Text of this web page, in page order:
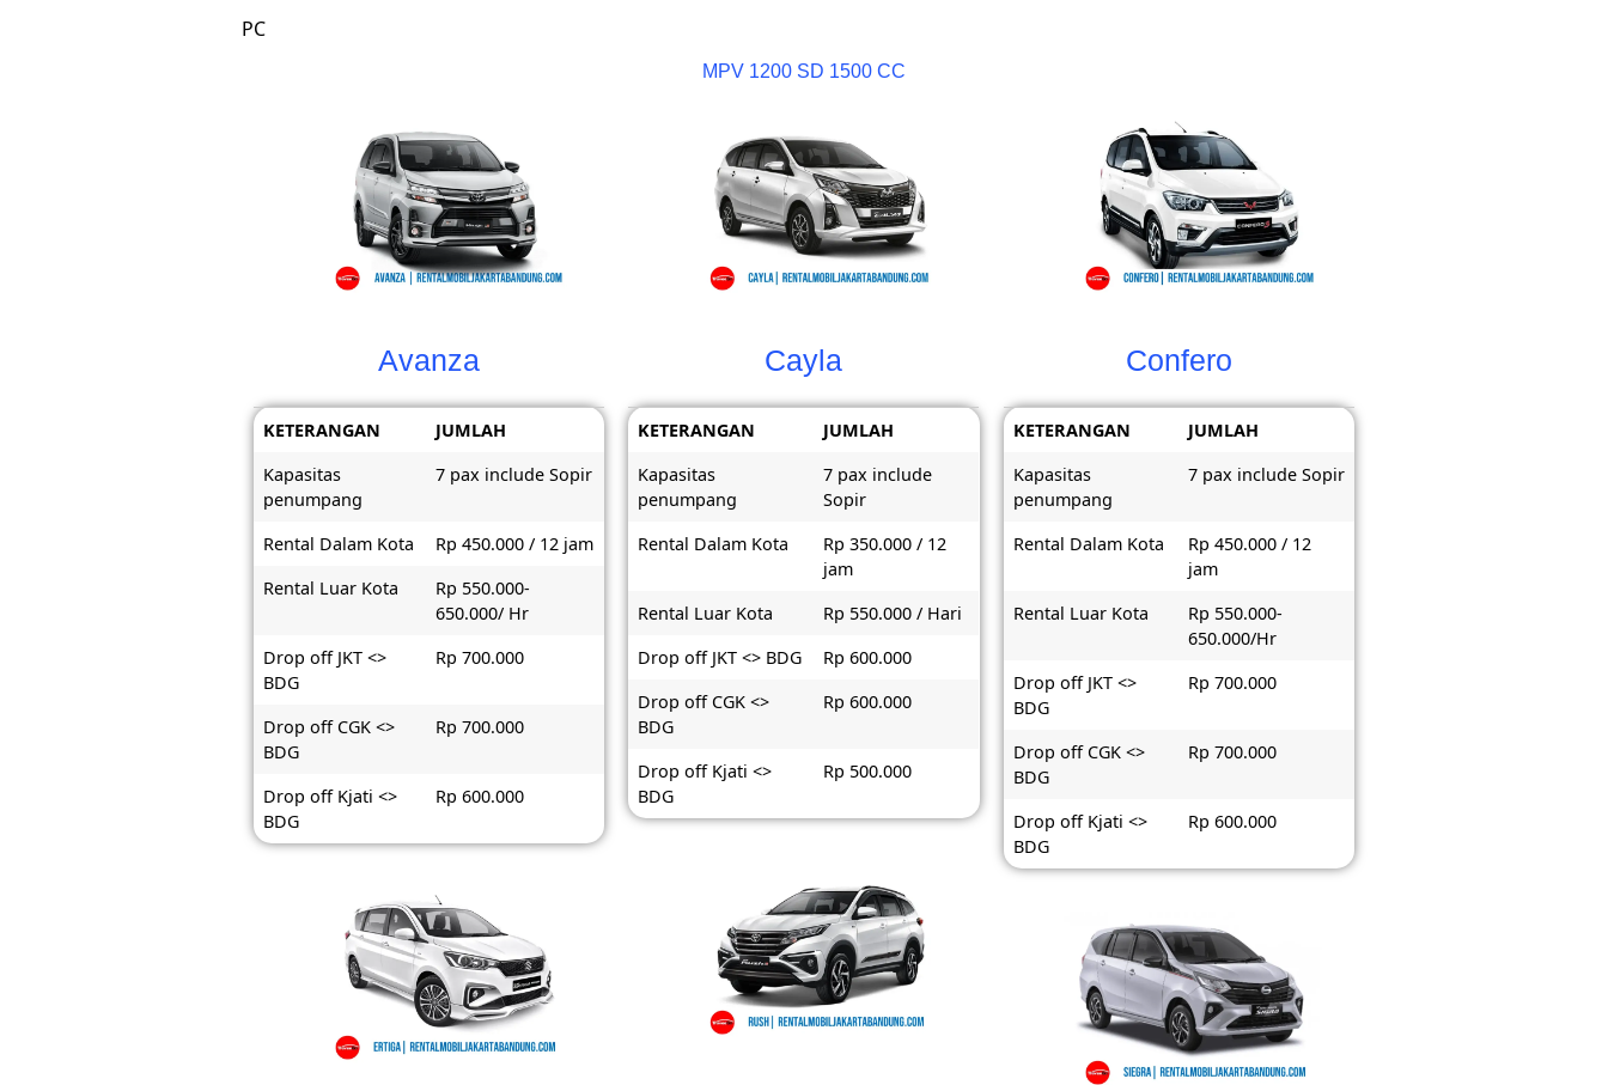
PC
MPV 1200 SD 1500 CC
Avanza
KETERANGAN
JUMLAH
Kapasitas
penumpang
7 pax include Sopir
Rental Dalam Kota
Rp 450.000 / 12 jam
Rental Luar Kota
Rp 550.000-
650.000/ Hr
Drop off JKT <>
BDG
Rp 700.000
Drop off CGK <>
BDG
Rp 700.000
Drop off Kjati <>
BDG
Rp 600.000
Cayla
KETERANGAN
JUMLAH
Kapasitas
penumpang
7 pax include
Sopir
Rental Dalam Kota
Rp 350.000 / 12
jam
Rental Luar Kota
Rp 550.000 / Hari
Drop off JKT <> BDG
Rp 600.000
Drop off CGK <>
BDG
Rp 600.000
Drop off Kjati <>
BDG
Rp 500.000
Confero
KETERANGAN
JUMLAH
Kapasitas
penumpang
7 pax include Sopir
Rental Dalam Kota
Rp 450.000 / 12
jam
Rental Luar Kota
Rp 550.000-
650.000/Hr
Drop off JKT <>
BDG
Rp 700.000
Drop off CGK <>
BDG
Rp 700.000
Drop off Kjati <>
BDG
Rp 600.000